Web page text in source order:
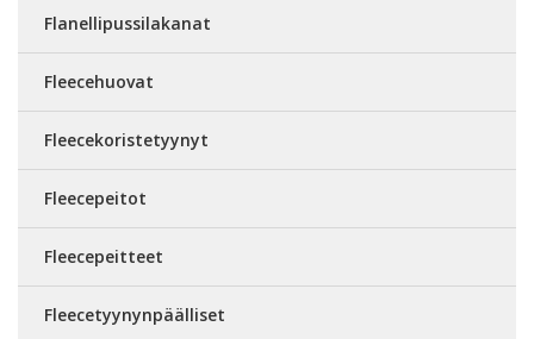
Flanellipussilakanat
Fleecehuovat
Fleecekoristetyynyt
Fleecepeitot
Fleecepeitteet
Fleecetyynynpäälliset